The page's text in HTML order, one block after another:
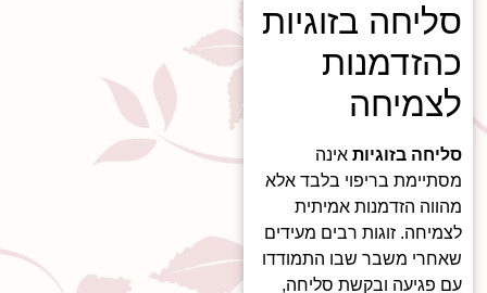
סליחה בזוגיות
כהזדמנות
לצמיחה
סליחה בזוגיות אינה
מסתיימת בריפוי בלבד אלא
מהווה הזדמנות אמיתית
לצמיחה. זוגות רבים מעידים
שאחרי משבר שבו התמודדו
עם פגיעה ובקשת סליחה,